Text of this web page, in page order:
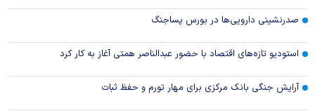
صدرنشینی دارویی‌ها در بورس پساجنگ
استودیو تازه‌های اقتصاد با حضور عبدالناصر همتی آغاز به کار کرد
آرایش جنگی بانک مرکزی برای مهار تورم و حفظ ثبات